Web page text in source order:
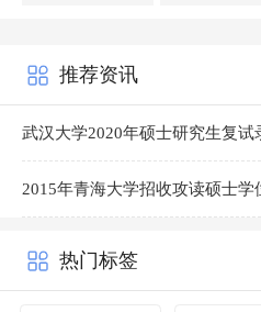
推荐资讯
武汉大学2020年硕士研究生复试
2015年青海大学招收攻读硕士学
热门标签